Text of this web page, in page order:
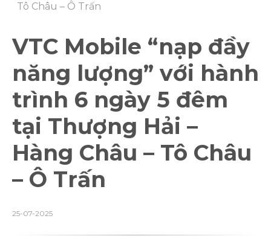
Tô Châu – Ô Trấn
VTC Mobile “nạp đầy
năng lượng” với hành
trình 6 ngày 5 đêm
tại Thượng Hải –
Hàng Châu – Tô Châu
– Ô Trấn
25-07-2025